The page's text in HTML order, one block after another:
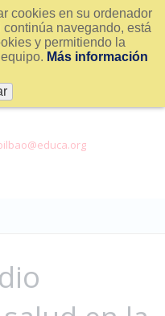
cookies en su ordenador
navegando, está
y permitiendo la
Más información